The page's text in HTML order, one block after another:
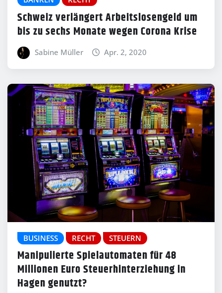
Schweiz verlängert Arbeitslosengeld um
bis zu sechs Monate wegen Corona Krise
Sabine Müller Apr. 2, 2020
BUSINESS RECHT STEUERN
Manipulierte Spielautomaten für 48
Millionen Euro Steuerhinterziehung in
Hagen genutzt?